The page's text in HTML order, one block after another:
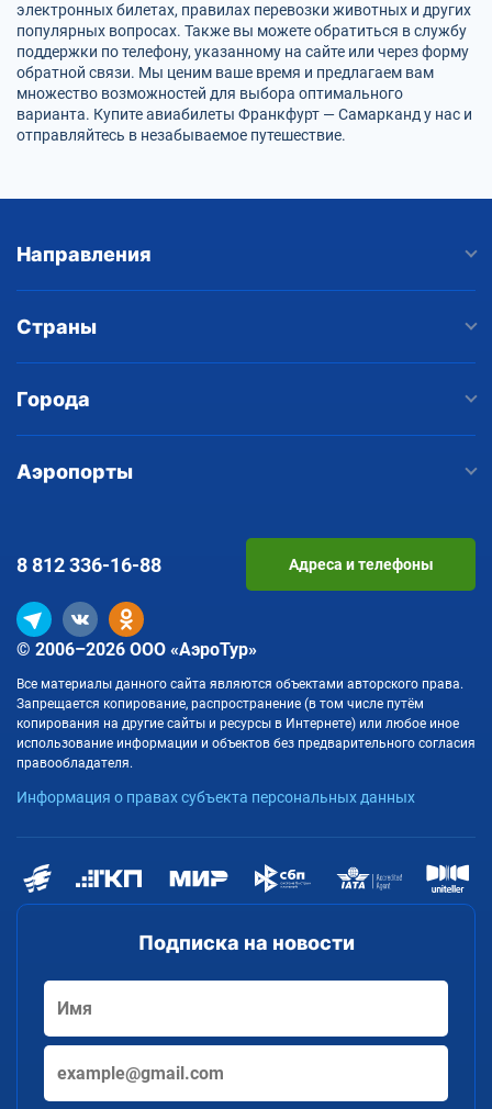
электронных билетах, правилах перевозки животных и других
популярных вопросах. Также вы можете обратиться в службу
поддержки по телефону, указанному на сайте или через форму
обратной связи. Мы ценим ваше время и предлагаем вам
множество возможностей для выбора оптимального
варианта. Купите авиабилеты Франкфурт — Самарканд у нас и
отправляйтесь в незабываемое путешествие.
Направления
Страны
Города
Аэропорты
Подписка на новости
© 2006–2026 ООО «АэроТур»
Все материалы данного сайта являются объектами авторского права.
Запрещается копирование, распространение (в том числе путём
копирования на другие сайты и ресурсы в Интернете) или любое иное
использование информации и объектов без предварительного согласия
правообладателя.
Информация о правах субъекта персональных данных
8 812336-16-88 Адреса и телефоны